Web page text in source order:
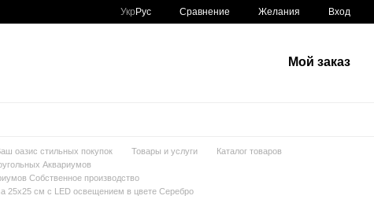
Укр Рус Сравнение Желания Вход
Мой заказ
оазис стильных покупок Товары и услуги
Каталог товаров
Аквариумов
Собственное производство
25x25 см с LED освещением в цвете Серебро